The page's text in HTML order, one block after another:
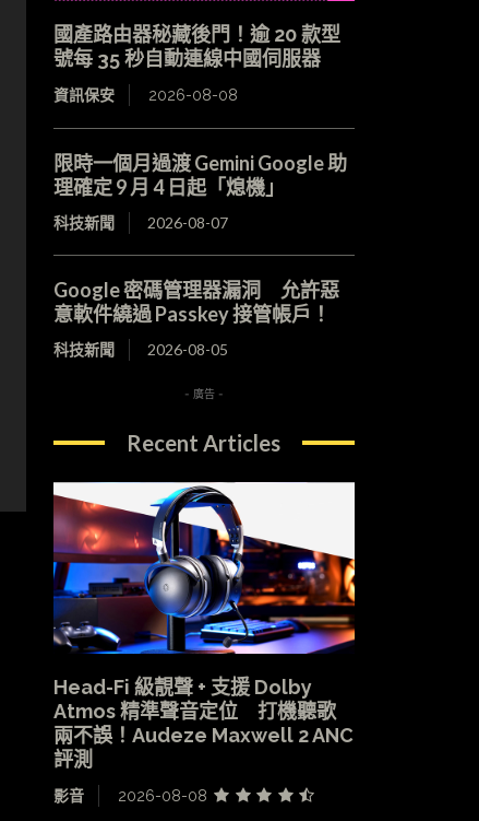
國產路由器秘藏後門！逾 20 款型
號每 35 秒自動連線中國伺服器
資訊保安 2026-08-08
限時一個月過渡 Gemini Google 助
理確定 9 月 4 日起「熄機」
科技新聞 2026-08-07
Google 密碼管理器漏洞 允許惡
意軟件繞過 Passkey 接管帳戶！
科技新聞 2026-08-05
- 廣告 -
Recent Articles
Head-Fi 級靚聲 + 支援 Dolby
Atmos 精準聲音定位 打機聽歌
兩不誤！Audeze Maxwell 2 ANC
評測
影音 2026-08-08